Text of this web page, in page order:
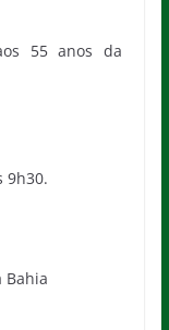
55 anos da
9h30.
Bahia